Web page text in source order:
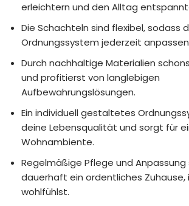
erleichtern und den Alltag
Die Schachteln sind flexibel, sodass
Ordnungssystem jederzeit
Durch nachhaltige Materialien
und profitierst von langlebigen
Aufbewahrungslösungen.
Ein individuell gestaltetes
deine Lebensqualität und sorgt für
Wohnambiente.
Regelmäßige Pflege und Anpassung
dauerhaft ein ordentliches Zuhause,
wohlfühlst.